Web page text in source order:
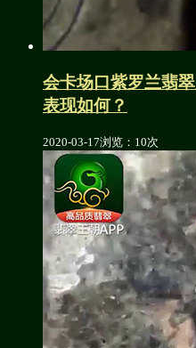
会卡场口紫罗兰翡
表现如何？
2020-03-17浏览：10次